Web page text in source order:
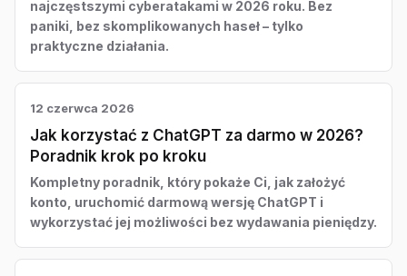
najczęstszymi cyberatakami w 2026 roku. Bez
paniki, bez skomplikowanych haseł – tylko
praktyczne działania.
12 czerwca 2026
Jak korzystać z ChatGPT za darmo w 2026?
Poradnik krok po kroku
Kompletny poradnik, który pokaże Ci, jak założyć
konto, uruchomić darmową wersję ChatGPT i
wykorzystać jej możliwości bez wydawania pieniędzy.